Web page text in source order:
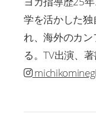
学を活かした
れ、海外のカ
る。TV出演、著